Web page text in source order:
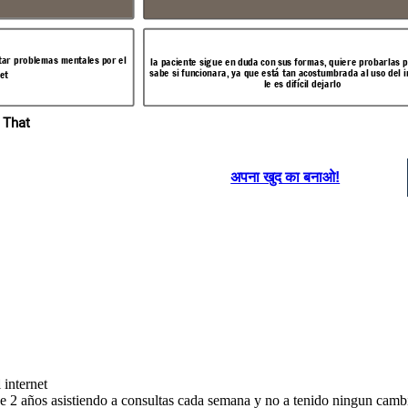
los problemas La psicóloga le habla sobre formas de evitar problemas mentales con el
uso del internet
pero mas no Al final la paciente hizo caso e practico los métodos de la psicóloga, lo
digital
mentales con el
That
problemas mentales por el
la paciente sigue en duda con sus formas, quiere probarlas
sabe si funcionara, ya que está tan acostumbrada al uso del
le es difícil dejarlo
अपना खुद का बनाओ!
internet
2 años asistiendo a consultas cada semana y no a tenido ningun